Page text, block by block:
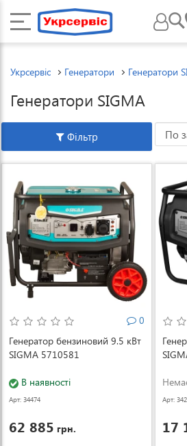
Укрсервіс Генератори Генератори
Генератори SIGMA
Фільтр
0
Генератор бензиновий 9.5 кВт
SIGMA 5710581
В наявності
Арт: 34474
62 885 грн.
Арт:
17